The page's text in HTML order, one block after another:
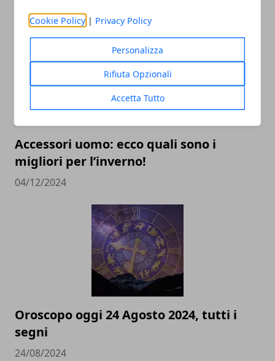
Cookie Policy | Privacy Policy
Personalizza
Rifiuta Opzionali
Accetta Tutto
02/09/2025
Accessori uomo: ecco quali sono i
migliori per l’inverno!
04/12/2024
Oroscopo oggi 24 Agosto 2024, tutti i
segni
24/08/2024